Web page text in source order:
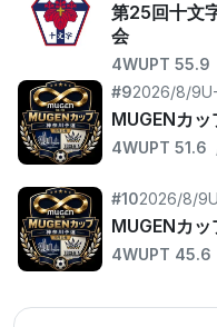
第25回十文
会
4WUPT 55.9
#92026/8/9
MUGENカ
4WUPT 51.6
#102026/8/9
MUGENカ
4WUPT 45.6